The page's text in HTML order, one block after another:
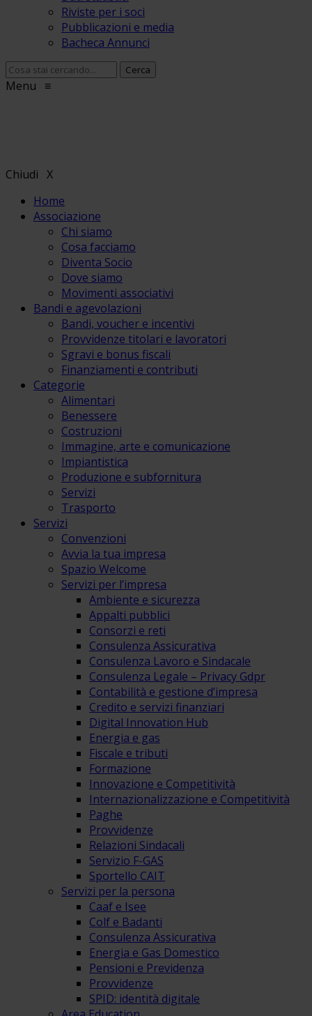
Riviste per i soci
Pubblicazioni e media
Bacheca Annunci
Menu ≡
Chiudi X
Home
Associazione
Chi siamo
Cosa facciamo
Diventa Socio
Dove siamo
Movimenti associativi
Bandi e agevolazioni
Bandi, voucher e incentivi
Provvidenze titolari e lavoratori
Sgravi e bonus fiscali
Finanziamenti e contributi
Categorie
Alimentari
Benessere
Costruzioni
Immagine, arte e comunicazione
Impiantistica
Produzione e subfornitura
Servizi
Trasporto
Servizi
Convenzioni
Avvia la tua impresa
Spazio Welcome
Servizi per l’impresa
Ambiente e sicurezza
Appalti pubblici
Consorzi e reti
Consulenza Assicurativa
Consulenza Lavoro e Sindacale
Consulenza Legale – Privacy Gdpr
Contabilità e gestione d’impresa
Credito e servizi finanziari
Digital Innovation Hub
Energia e gas
Fiscale e tributi
Formazione
Innovazione e Competitività
Internazionalizzazione e Competitività
Paghe
Provvidenze
Relazioni Sindacali
Servizio F-GAS
Sportello CAIT
Servizi per la persona
Caaf e Isee
Colf e Badanti
Consulenza Assicurativa
Energia e Gas Domestico
Pensioni e Previdenza
Provvidenze
SPID: identità digitale